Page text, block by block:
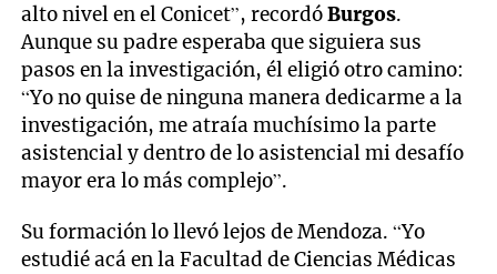
alto nivel en el Conicet”, recordóBurgos.
Aunque su padre esperaba que siguiera sus
pasos en la investigación, él eligió otro camino:
“Yo no quise de ninguna manera dedicarme a la
investigación, me atraía muchísimo la parte
asistencial y dentro de lo asistencial mi desafío
mayor era lo más complejo”.
Su formación lo llevó lejos de Mendoza. “Yo
estudié acá en la Facultad de Ciencias Médicas